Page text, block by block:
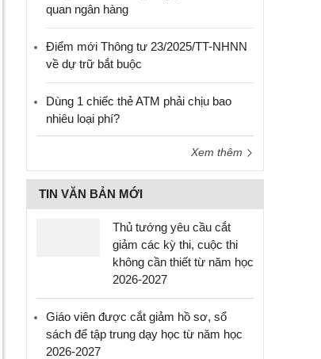
quan ngân hàng
Điểm mới Thông tư 23/2025/TT-NHNN
về dự trữ bắt buộc
Dùng 1 chiếc thẻ ATM phải chịu bao
nhiêu loại phí?
Xem thêm
TIN VĂN BẢN MỚI
Thủ tướng yêu cầu cắt
giảm các kỳ thi, cuộc thi
không cần thiết từ năm học
2026-2027
Giáo viên được cắt giảm hồ sơ, sổ
sách để tập trung dạy học từ năm học
2026-2027